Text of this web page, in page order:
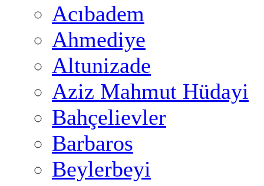
Acıbadem
Ahmediye
Altunizade
Aziz Mahmut Hüdayi
Bahçelievler
Barbaros
Beylerbeyi